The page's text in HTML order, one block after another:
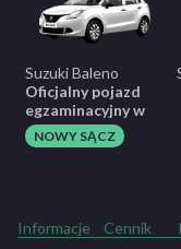
Suzuki Baleno
Oficjalny pojazd
egzaminacyjny w
NOWY SĄCZ
Informacje Cennik